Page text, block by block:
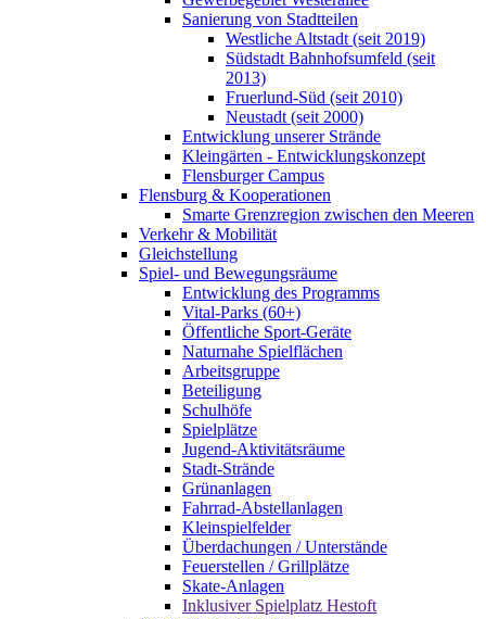
Sanierung von Stadtteilen
Westliche Altstadt (seit 2019)
Südstadt Bahnhofsumfeld (seit
2013)
Fruerlund-Süd (seit 2010)
Neustadt (seit 2000)
Entwicklung unserer Strände
Kleingärten - Entwicklungskonzept
Flensburger Campus
Flensburg & Kooperationen
Smarte Grenzregion zwischen den Meeren
Verkehr & Mobilität
Gleichstellung
Spiel- und Bewegungsräume
Entwicklung des Programms
Vital-Parks (60+)
Öffentliche Sport-Geräte
Naturnahe Spielflächen
Arbeitsgruppe
Beteiligung
Schulhöfe
Spielplätze
Jugend-Aktivitätsräume
Stadt-Strände
Grünanlagen
Fahrrad-Abstellanlagen
Kleinspielfelder
Überdachungen / Unterstände
Feuerstellen / Grillplätze
Skate-Anlagen
Inklusiver Spielplatz Hestoft